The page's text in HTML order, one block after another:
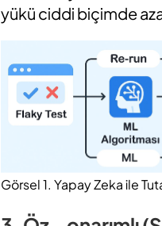
yükü ciddi biçimde
Görsel 1. Yapay Zeka ile